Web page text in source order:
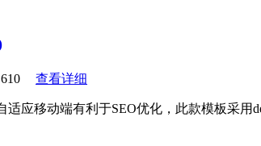
查看详细
应移动端有利于SEO优化，此款模板采